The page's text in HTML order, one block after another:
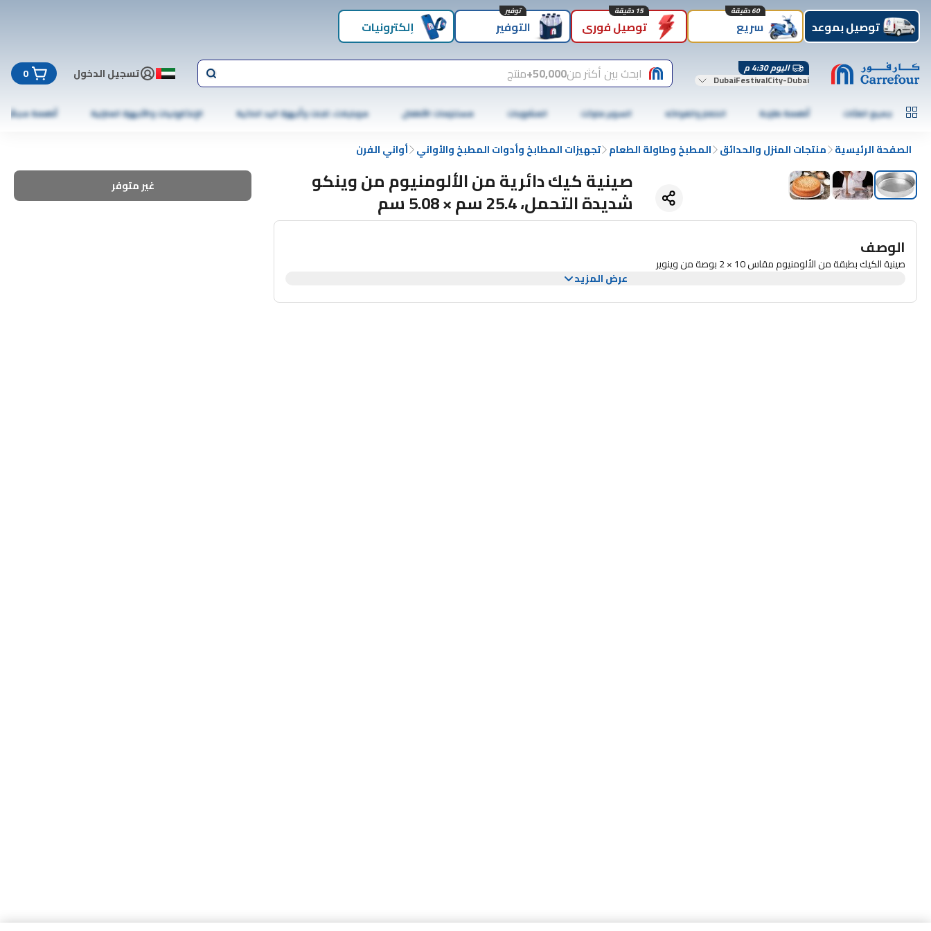
توصيل بموعد سريع
60 دقيقة
توصيل فوري
15 دقيقة
التوفير
توفير
إلكترونيات
اليوم 4:30 م
DubaiFestivalCity-Dubai ابحث بين أكثر من50,000+ منتج تسجيل الدخول 0
جميع الفئات أطعمة طازجة الخضار والفواكه السوبر ماركت المشروبات مستلزمات الأطفال موبايلات، تابلت وأجهزة اليد الذكية الإلكترونيات والأجهزة المنزلية أطعمة مجمّدة
الصفحة الرئيسية منتجات المنزل والحدائق المطبخ وطاولة الطعام تجهيزات المطابخ وأدوات المطبخ والأواني أواني الفرن
صينية كيك دائرية من الألومنيوم من وينكو
شديدة التحمل، 25.4 سم × 5.08 سم
غير متوفر
الوصف
صينية الكيك بطبقة من الألومنيوم مقاس 10 × 2 بوصة من وينوير
عرض المزيد